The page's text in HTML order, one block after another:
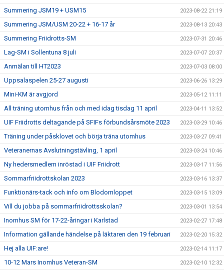
Summering JSM19 + USM15 2023-08-22 21:19
Summering JSM/USM 20-22 + 16-17 år 2023-08-13 20:43
Summering Friidrotts-SM 2023-07-31 20:46
Lag-SM i Sollentuna 8 juli 2023-07-07 20:37
Anmälan till HT2023 2023-07-03 08:00
Uppsalaspelen 25-27 augusti 2023-06-26 13:29
Mini-KM är avgjord 2023-05-12 11:11
All träning utomhus från och med idag tisdag 11 april 2023-04-11 13:52
UIF Friidrotts deltagande på SFIFs förbundsårsmöte 2023 2023-03-29 10:46
Träning under påsklovet och börja träna utomhus 2023-03-27 09:41
Veteranernas Avslutningstävling, 1 april 2023-03-24 10:46
Ny hedersmedlem inröstad i UIF Friidrott 2023-03-17 11:56
Sommarfriidrottskolan 2023 2023-03-16 13:37
Funktionärs-tack och info om Blodomloppet 2023-03-15 13:09
Vill du jobba på sommarfriidrottsskolan? 2023-03-01 13:54
Inomhus SM för 17-22-åringar i Karlstad 2023-02-27 17:48
Information gällande händelse på läktaren den 19 februari 2023-02-20 15:32
Hej alla UIF:are! 2023-02-14 11:17
10-12 Mars Inomhus Veteran-SM 2023-02-10 12:32